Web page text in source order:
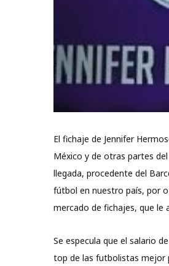
El fichaje de Jennifer
México y de otras partes
llegada, procedente del
fútbol en nuestro país, por
mercado de fichajes, que le
Se especula que el salario
top de las futbolistas mejor